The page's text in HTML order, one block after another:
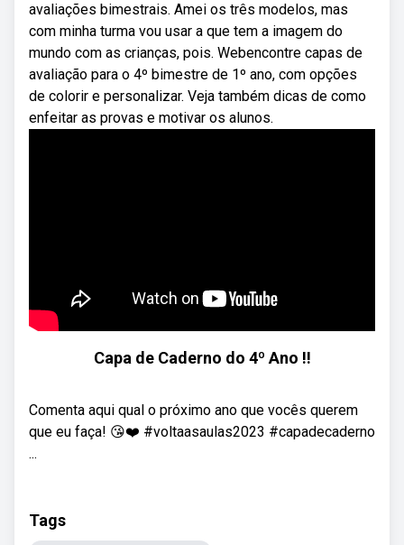
avaliações bimestrais. Amei os três modelos, mas
com minha turma vou usar a que tem a imagem do
mundo com as crianças, pois. Webencontre capas de
avaliação para o 4º bimestre de 1º ano, com opções
de colorir e personalizar. Veja também dicas de como
enfeitar as provas e motivar os alunos.
Capa de Caderno do 4º Ano !!
Comenta aqui qual o próximo ano que vocês querem
que eu faça! 😘❤️ #voltaasaulas2023 #capadecaderno
...
Tags